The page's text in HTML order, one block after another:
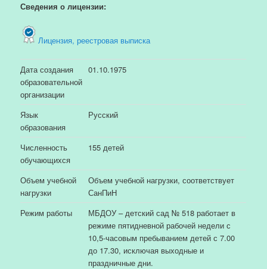
Сведения о лицензии:
Лицензия, реестровая выписка
Дата создания
образовательной
организации
01.10.1975
Язык
образования
Русский
Численность
обучающихся
155 детей
Объем учебной
нагрузки
Объем учебной нагрузки, соответствует
СанПиН
Режим работы
МБДОУ – детский сад № 518 работает в
режиме пятидневной рабочей недели с
10,5-часовым пребыванием детей с 7.00
до 17.30, исключая выходные и
праздничные дни.